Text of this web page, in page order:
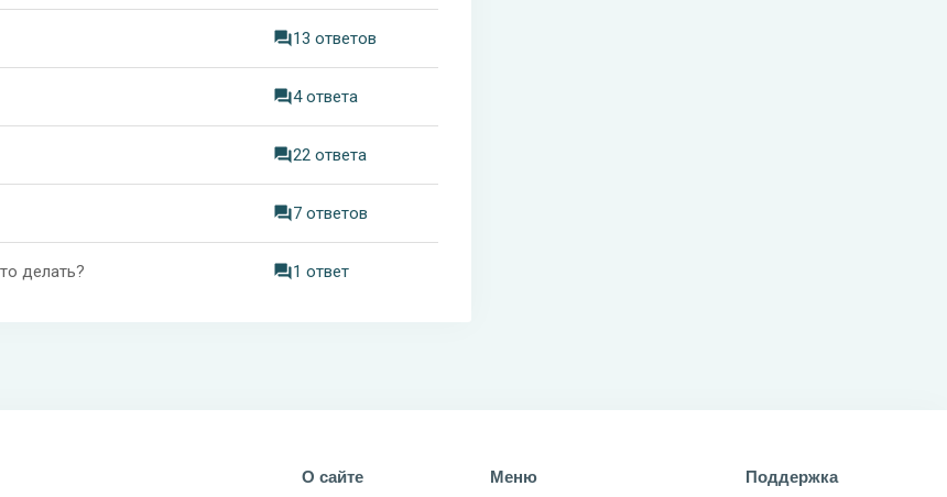
13 ответов
4 ответа
22 ответа
7 ответов
делать? 1 ответ
О сайте Меню Поддержка